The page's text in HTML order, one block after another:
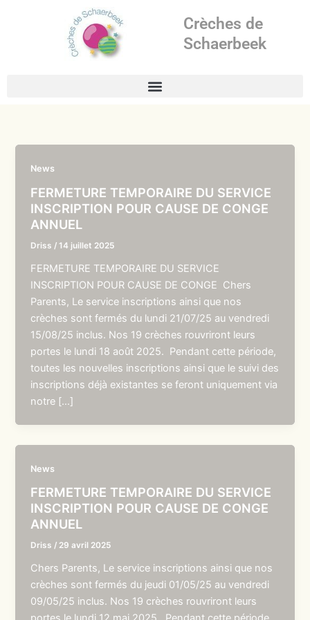
Crèches de
Schaerbeek
News
FERMETURE TEMPORAIRE DU SERVICE
INSCRIPTION POUR CAUSE DE CONGE
ANNUEL
Driss /14 juillet 2025
FERMETURE TEMPORAIRE DU SERVICE
INSCRIPTION POUR CAUSE DE CONGE Chers
Parents, Le service inscriptions ainsi que nos
crèches sont fermés du lundi 21/07/25 au vendredi
15/08/25 inclus. Nos 19 crèches rouvriront leurs
portes le lundi 18 août 2025. Pendant cette période,
toutes les nouvelles inscriptions ainsi que le suivi des
inscriptions déjà existantes se feront uniquement via
notre […]
News
FERMETURE TEMPORAIRE DU SERVICE
INSCRIPTION POUR CAUSE DE CONGE
ANNUEL
Driss / 29 avril 2025
Chers Parents, Le service inscriptions ainsi que nos
crèches sont fermés du jeudi 01/05/25 au vendredi
09/05/25 inclus. Nos 19 crèches rouvriront leurs